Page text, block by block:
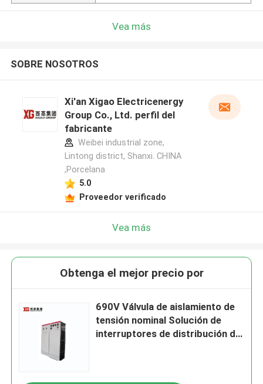
Vea más
SOBRE NOSOTROS
Xi'an Xigao Electricenergy
Group Co., Ltd. perfil del
fabricante
Weibei industrial zone,
Lintong district, Shanxi. CHINA
,Porcelana
5.0
Proveedor verificado
Vea más
Obtenga el mejor precio por
690V Válvula de aislamiento de
tensión nominal Solución de
interruptores de distribución de